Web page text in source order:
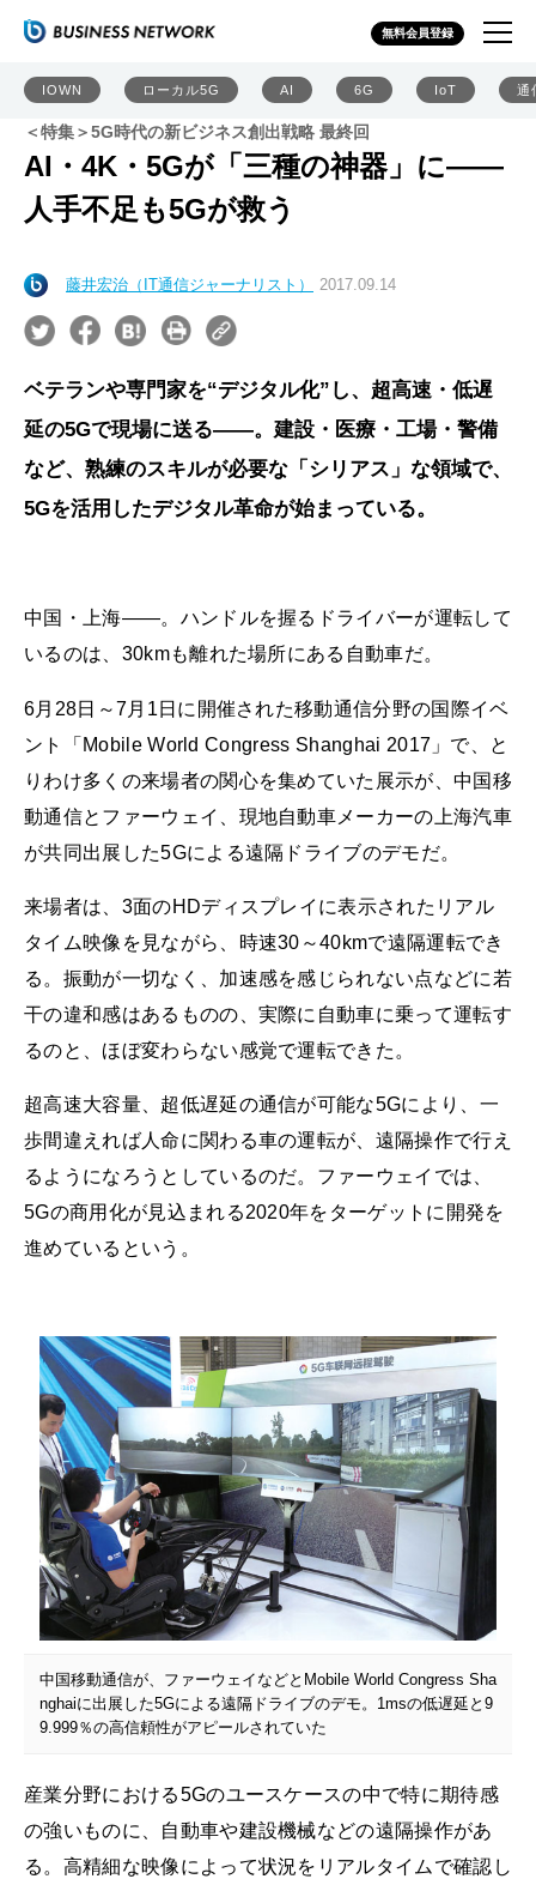
無料会員登録
IOWN ローカル5G AI 6G IoT 通
＜特集＞5G時代の新ビジネス創出戦略 最終回
AI・4K・5Gが「三種の神器」に――
人手不足も5Gが救う
藤井宏治（IT通信ジャーナリスト） 2017.09.14
ベテランや専門家を“デジタル化”し、超高速・低遅
延の5Gで現場に送る――。建設・医療・工場・警備
など、熟練のスキルが必要な「シリアス」な領域で、
5Gを活用したデジタル革命が始まっている。
中国・上海――。ハンドルを握るドライバーが運転して
いるのは、30kmも離れた場所にある自動車だ。
6月28日～7月1日に開催された移動通信分野の国際イベ
ント「Mobile World Congress Shanghai 2017」で、と
りわけ多くの来場者の関心を集めていた展示が、中国移
動通信とファーウェイ、現地自動車メーカーの上海汽車
が共同出展した5Gによる遠隔ドライブのデモだ。
来場者は、3面のHDディスプレイに表示されたリアル
タイム映像を見ながら、時速30～40kmで遠隔運転でき
る。振動が一切なく、加速感を感じられない点などに若
干の違和感はあるものの、実際に自動車に乗って運転す
るのと、ほぼ変わらない感覚で運転できた。
超高速大容量、超低遅延の通信が可能な5Gにより、一
歩間違えれば人命に関わる車の運転が、遠隔操作で行え
るようになろうとしているのだ。ファーウェイでは、
5Gの商用化が見込まれる2020年をターゲットに開発を
進めているという。
中国移動通信が、ファーウェイなどとMobile World Congress Sha
nghaiに出展した5Gによる遠隔ドライブのデモ。1msの低遅延と9
9.999％の高信頼性がアピールされていた
産業分野における5Gのユースケースの中で特に期待感
の強いものに、自動車や建設機械などの遠隔操作があ
る。高精細な映像によって状況をリアルタイムで確認し